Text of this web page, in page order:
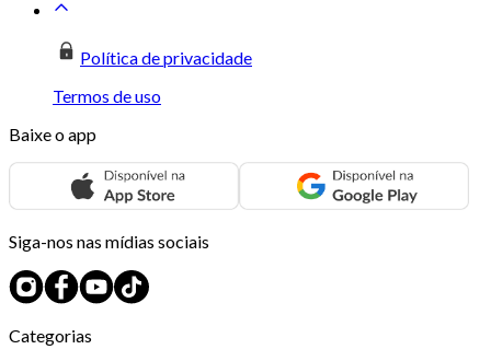
Política de privacidade
Termos de uso
Baixe o app
Siga-nos nas mídias sociais
Categorias